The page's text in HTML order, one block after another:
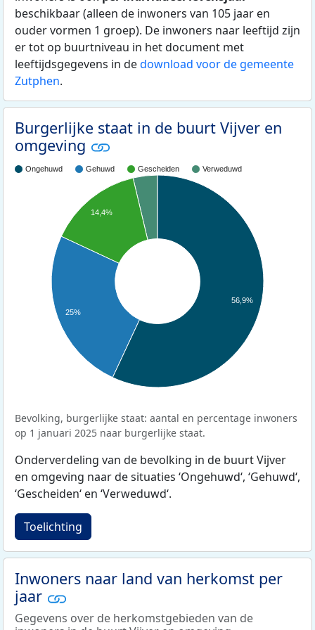
beschikbaar (alleen de inwoners van 105 jaar en
ouder vormen 1 groep). De inwoners naar leeftijd zijn
er tot op buurtniveau in het document met
leeftijdsgegevens in dedownload voor de gemeente
Zutphen.
Burgerlijke staat in de buurt Vijver en
omgeving
Ongehuwd Gehuwd Gescheiden Verweduwd
14,4%
25%
56,9%
Bevolking, burgerlijke staat: aantal en percentage inwoners
op 1 januari 2025 naar burgerlijke staat.
Onderverdeling van de bevolking in de buurt Vijver
en omgeving naar de situaties ‘Ongehuwd‘, ‘Gehuwd‘,
‘Gescheiden‘ en ‘Verweduwd‘.
Toelichting
Inwoners naar land van herkomst per
jaar
Gegevens over de herkomstgebieden van de